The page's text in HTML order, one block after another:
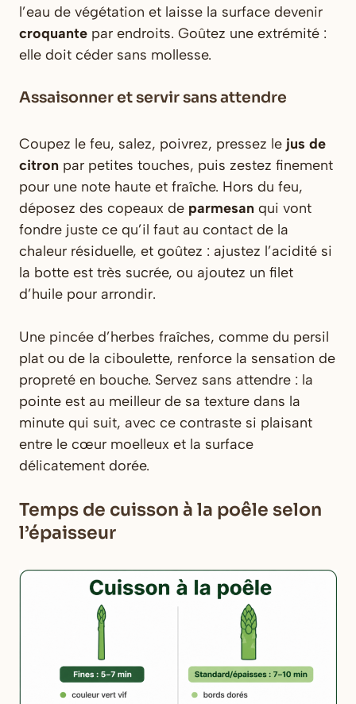
l’eau de végétation et laisse la surface devenir
croquante par endroits. Goûtez une extrémité :
elle doit céder sans mollesse.
Assaisonner et servir sans attendre
Coupez le feu, salez, poivrez, pressez le jus de
citron par petites touches, puis zestez finement
pour une note haute et fraîche. Hors du feu,
déposez des copeaux de parmesan qui vont
fondre juste ce qu’il faut au contact de la
chaleur résiduelle, et goûtez : ajustez l’acidité si
la botte est très sucrée, ou ajoutez un filet
d’huile pour arrondir.
Une pincée d’herbes fraîches, comme du persil
plat ou de la ciboulette, renforce la sensation de
propreté en bouche. Servez sans attendre : la
pointe est au meilleur de sa texture dans la
minute qui suit, avec ce contraste si plaisant
entre le cœur moelleux et la surface
délicatement dorée.
Temps de cuisson à la poêle selon
l’épaisseur